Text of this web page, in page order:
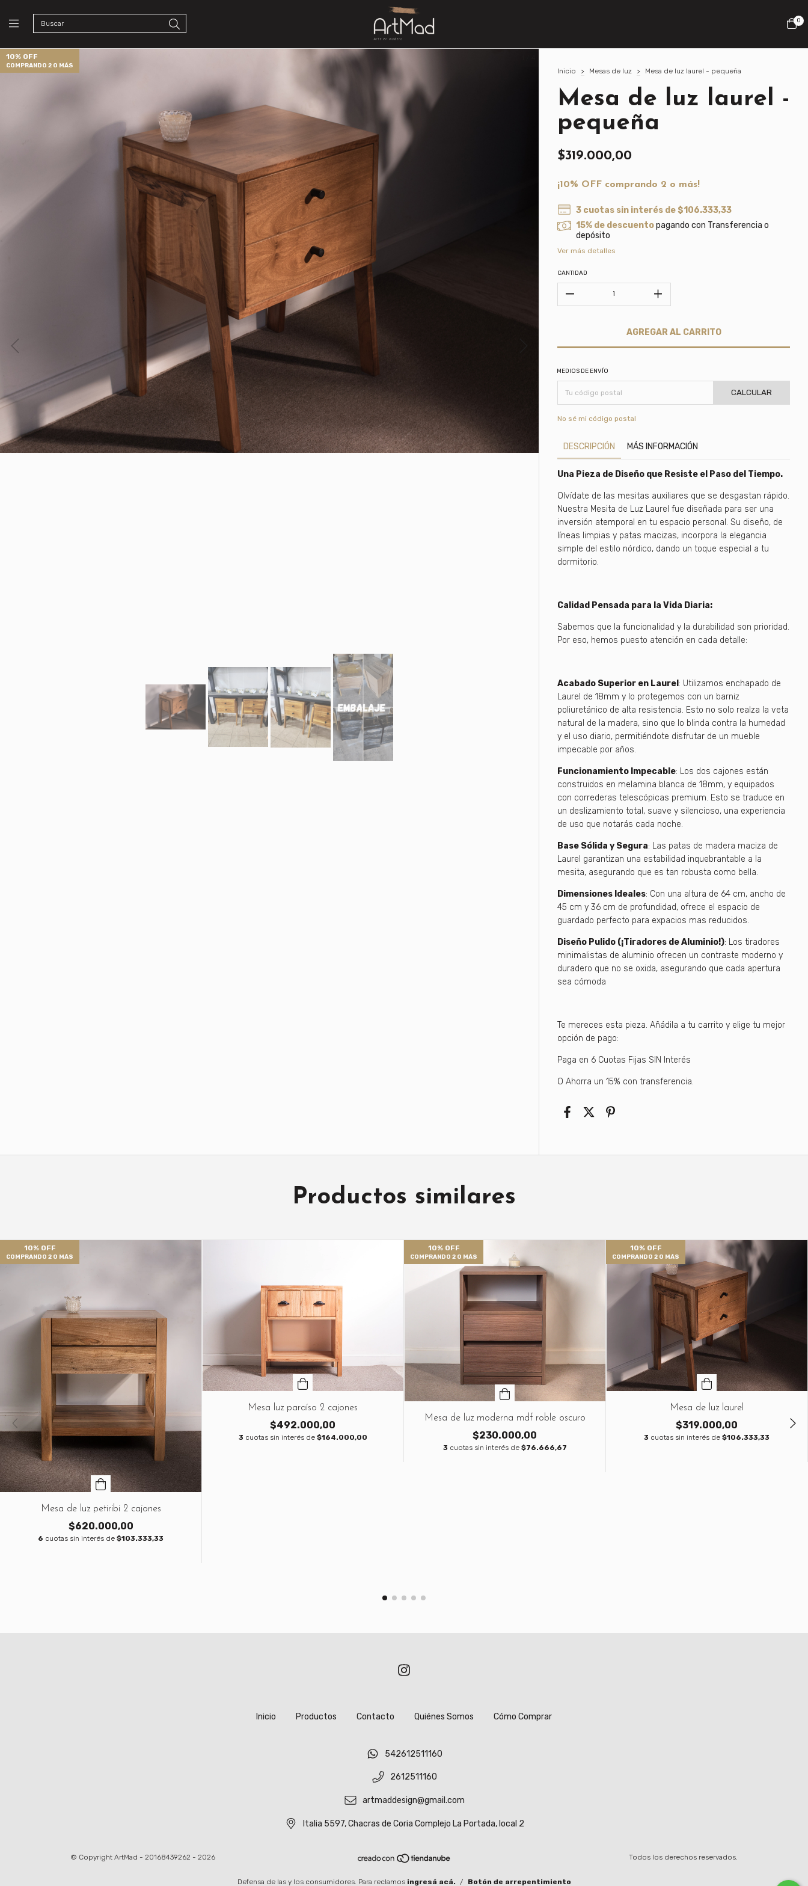
0
10% OFF
COMPRANDO 2 O MÁS
Inicio
> Mesas de luz > Mesa de luz laurel - pequeña
Mesa de luz laurel -
pequeña
$319.000,00
¡10% OFF comprando 2 o más!
3 cuotas sin interés de$106.333,33
15% de descuentopagando con Transferencia o
depósito
Ver más detalles
CANTIDAD
MEDIOS DE ENVÍO
CALCULAR
No sé mi código postal
DESCRIPCIÓN MÁS INFORMACIÓN
Una Pieza de Diseño que Resiste el Paso del Tiempo.
​Olvídate de las mesitas auxiliares que se desgastan rápido.
Nuestra Mesita de Luz Laurel fue diseñada para ser una
inversión atemporal en tu espacio personal. Su diseño, de
líneas limpias y patas macizas, incorpora la elegancia
simple del estilo nórdico, dando un toque especial a tu
dormitorio.
​Calidad Pensada para la Vida Diaria:
​Sabemos que la funcionalidad y la durabilidad son prioridad.
Por eso, hemos puesto atención en cada detalle:
​Acabado Superior en Laurel : Utilizamos enchapado de
Laurel de 18mm y lo protegemos con un barniz
poliuretánico de alta resistencia. Esto no solo realza la veta
natural de la madera, sino que lo blinda contra la humedad
y el uso diario, permitiéndote disfrutar de un mueble
impecable por años.
​Funcionamiento Impecable: Los dos cajones están
construidos en melamina blanca de 18mm, y equipados
con correderas telescópicas premium. Esto se traduce en
un deslizamiento total, suave y silencioso, una experiencia
de uso que notarás cada noche.
​Base Sólida y Segura: Las patas de madera maciza de
Laurel garantizan una estabilidad inquebrantable a la
mesita, asegurando que es tan robusta como bella.
​Dimensiones Ideales: Con una altura de 64 cm, ancho de
45 cm y 36 cm de profundidad, ofrece el espacio de
guardado perfecto para expacios mas reducidos.
​Diseño Pulido (¡Tiradores de Aluminio!): Los tiradores
minimalistas de aluminio ofrecen un contraste moderno y
duradero que no se oxida, asegurando que cada apertura
sea cómoda
​Te mereces esta pieza. Añádila a tu carrito y elige tu mejor
opción de pago:
​Paga en 6 Cuotas Fijas SIN Interés
​O Ahorra un 15% con transferencia.
Productos similares
10% OFF
COMPRANDO 2 O MÁS
Mesa de luz petiribi 2 cajones
$620.000,00
6 cuotas sin interés de $103.333,33
Mesa luz paraíso 2 cajones
$492.000,00
3 cuotas sin interés de $164.000,00
10% OFF
COMPRANDO 2 O MÁS
Mesa de luz moderna mdf roble oscuro
$230.000,00
3 cuotas sin interés de $76.666,67
10% OFF
COMPRANDO 2 O MÁS
Mesa de luz laurel
$319.000,00
3 cuotas sin interés de $106.333,33
Inicio Productos Contacto Quiénes Somos Cómo Comprar
542612511160
2612511160
artmaddesign@gmail.com
Italia 5597, Chacras de Coria Complejo La Portada, local 2
© Copyright ArtMad - 20168439262 - 2026 Todos los derechos reservados.
Defensa de las y los consumidores. Para reclamos ingresá acá. / Botón de arrepentimiento